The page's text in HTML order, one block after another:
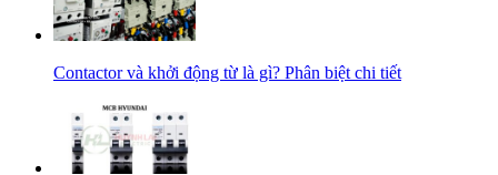
Contactor và khởi động từ là gì? Phân biệt chi tiết